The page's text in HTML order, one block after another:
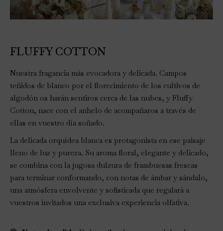
FLUFFY COTTON
Nuestra fragancia más evocadora y delicada. Campos
teñidos de blanco por el florecimiento de los cultivos de
algodón os harán sentiros cerca de las nubes, y Fluffy
Cotton, nace con el anhelo de acompañaros a través de
ellas en vuestro día soñado.
La delicada orquídea blanca es protagonista en ese paisaje
lleno de luz y pureza. Su aroma floral, elegante y delicado,
se combina con la jugosa dulzura de frambuesas frescas
para terminar conformando, con notas de ámbar y sándalo,
una atmósfera envolvente y sofisticada que regalará a
vuestros invitados una exclusiva experiencia olfativa.